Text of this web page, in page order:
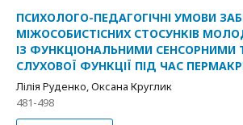
ПСИХОЛОГО-ПЕДАГОГІЧНІ УМОВИ
МІЖОСОБИСТІСНИХ СТОСУНКІВ
ІЗ ФУНКЦІОНАЛЬНИМИ
СЛУХОВОЇ ФУНКЦІЇ ПІД ЧАС
Лілія Руденко, Оксана Круглик
481-498